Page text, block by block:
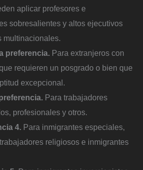
aplicar profesores e
sobresalientes y altos ejecutivos
multinacionales.
preferencia. Para extranjeros con
requieren un posgrado o bien que
excepcional.
Para trabajadores
profesionales y otros.
4. Para inmigrantes especiales,
religiosos e inmigrantes